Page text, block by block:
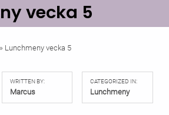
vecka 5
Lunchmeny vecka 5
WRITTEN BY:
Marcus
CATEGORIZED IN:
Lunchmeny